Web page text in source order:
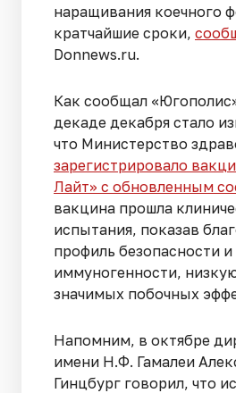
наращивания коечного
кратчайшие сроки,
Donnews.ru.
Как сообщал
декаде декабря стало
что Министерство
зарегистрировало
Лайт» с обновленным
вакцина прошла
испытания, показав
профиль безопасности и
иммуногенности,
значимых побочных
Напомним, в октябре
имени Н.Ф. Гамалеи
Гинцбург говорил, что